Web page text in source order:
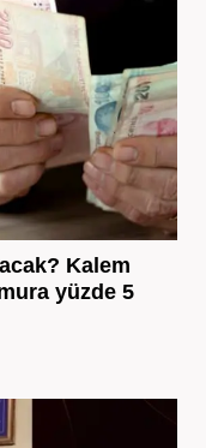
Kalem
yüzde 5